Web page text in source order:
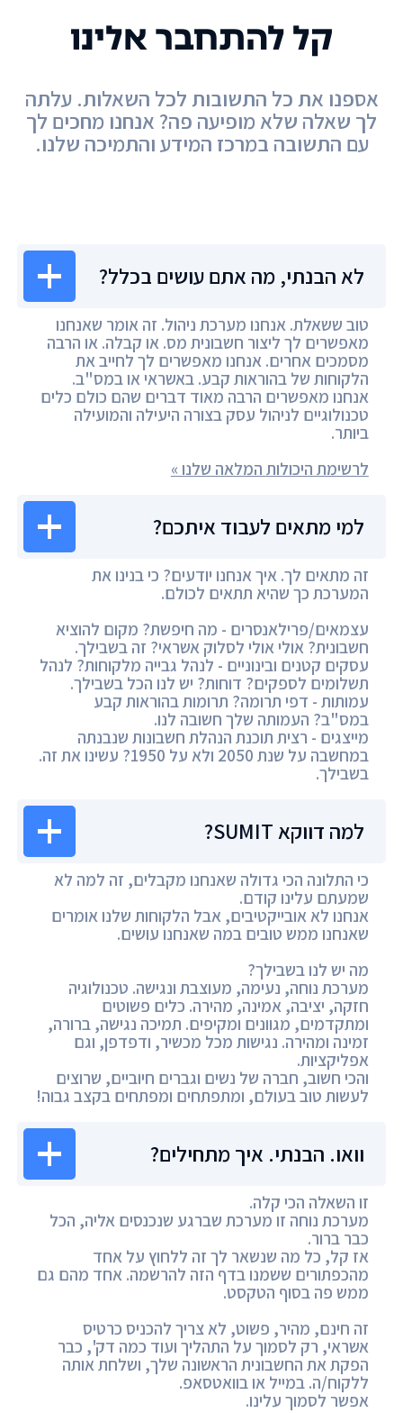
לא הבנתי, מה אתם עושים בכלל?
טוב ששאלת. אנחנו מערכת ניהול. זה אומר שאנחנו
מאפשרים לך ליצור חשבונית מס. או קבלה. או הרבה
מסמכים אחרים. אנחנו מאפשרים לך לחייב את
הלקוחות של בהוראות קבע. באשראי או במס"ב.
אנחנו מאפשרים הרבה מאוד דברים שהם כולם כלים
טכנולוגיים לניהול עסק בצורה היעילה והמועילה
ביותר.
לרשימת היכולות המלאה שלנו »
למי מתאים לעבוד איתכם?
זה מתאים לך. איך אנחנו יודעים? כי בנינו את
המערכת כך שהיא תתאים לכולם.
עצמאים/פרילאנסרים - מה חיפשת? מקום להוציא
חשבונית? אולי אולי לסלוק אשראי? זה בשבילך.
עסקים קטנים ובינוניים - לנהל גבייה מלקוחות? לנהל
תשלומים לספקים? דוחות? יש לנו הכל בשבילך.
עמותות - דפי תרומה? תרומות בהוראות קבע
במס"ב? העמותה שלך חשובה לנו.
מייצגים - רצית תוכנת הנהלת חשבונות שנבנתה
במחשבה על שנת 2050 ולא על 1950? עשינו את זה.
בשבילך.
למה דווקא SUMIT?
כי התלונה הכי גדולה שאנחנו מקבלים, זה למה לא
שמעתם עלינו קודם.
אנחנו לא אובייקטיבים, אבל הלקוחות שלנו אומרים
שאנחנו ממש טובים במה שאנחנו עושים.
מה יש לנו בשבילך?
מערכת נוחה, נעימה, מעוצבת ונגישה. טכנולוגיה
חזקה, יציבה, אמינה, מהירה. כלים פשוטים
ומתקדמים, מגוונים ומקיפים. תמיכה נגישה, ברורה,
זמינה ומהירה. נגישות מכל מכשיר, ודפדפן, וגם
אפליקציות.
והכי חשוב, חברה של נשים וגברים חיוביים, שרוצים
לעשות טוב בעולם, ומתפתחים ומפתחים בקצב גבוה!
וואו. הבנתי. איך מתחילים?
זו השאלה הכי קלה.
מערכת נוחה זו מערכת שברגע שנכנסים אליה, הכל
כבר ברור.
אז קל, כל מה שנשאר לך זה ללחוץ על אחד
מהכפתורים ששמנו בדף הזה להרשמה. אחד מהם גם
ממש פה בסוף הטקסט.
זה חינם, מהיר, פשוט, לא צריך להכניס כרטיס
אשראי, רק לסמוך על התהליך ועוד כמה דק', כבר
הפקת את החשבונית הראשונה שלך, ושלחת אותה
ללקוח/ה. במייל או בוואטסאפ.
אפשר לסמוך עלינו.
קל להתחבר אלינו
אספנו את כל התשובות לכל השאלות. עלתה
לך שאלה שלא מופיעה פה? אנחנו מחכים לך
עם התשובה במרכז המידע והתמיכה שלנו.